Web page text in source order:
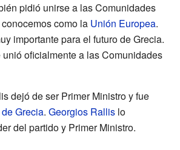
pidió unirse a las Comunidades
como la Unión Europea.
importante para el futuro de Grecia.
oficialmente a las Comunidades
dejó de ser Primer Ministro y fue
Grecia. Georgios Rallis lo
del partido y Primer Ministro.